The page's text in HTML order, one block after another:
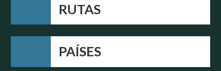
RUTAS
PAÍSES